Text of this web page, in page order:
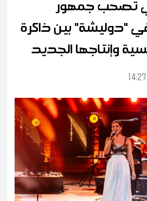
تصحب جمهور
"دوليشة" بين ذاكرة
وإنتاجها الجديد